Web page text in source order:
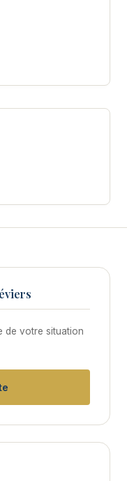
de votre situation